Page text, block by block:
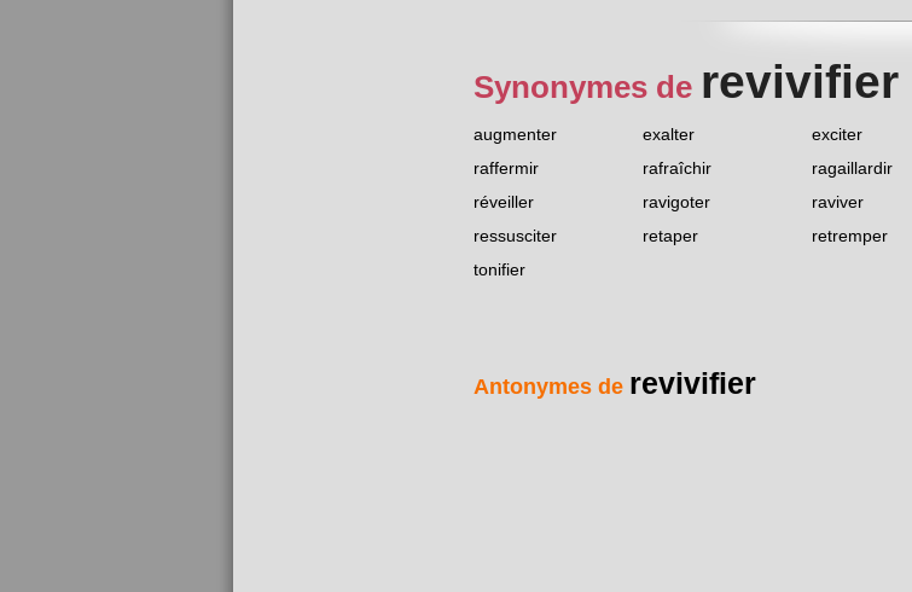
Synonymes de revivifier
augmenter exalter exciter
raffermir
rafraîchir ragaillardir
réveiller
ravigoter raviver
ressusciter
retaper retremper
tonifier
Antonymes de revivifier